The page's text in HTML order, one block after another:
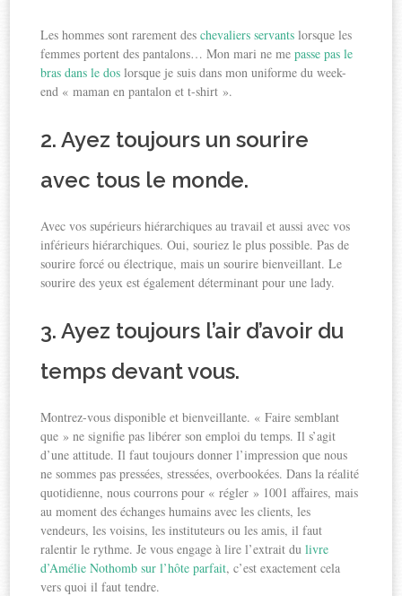
Les hommes sont rarement deschevaliers servants lorsque les
femmes portent des pantalons… Mon mari ne mepasse pas le
bras dans le dos lorsque je suis dans mon uniforme du week-
end « maman en pantalon et t-shirt ».
2. Ayez toujours un sourire
avec tous le monde.
Avec vos supérieurs hiérarchiques au travail et aussi avec vos
inférieurs hiérarchiques. Oui, souriez le plus possible. Pas de
sourire forcé ou électrique, mais un sourire bienveillant. Le
sourire des yeux est également déterminant pour une lady.
3. Ayez toujours l’air d’avoir du
temps devant vous.
Montrez-vous disponible et bienveillante. « Faire semblant
que » ne signifie pas libérer son emploi du temps. Il s’agit
d’une attitude. Il faut toujours donner l’impression que nous
ne sommes pas pressées, stressées, overbookées. Dans la réalité
quotidienne, nous courrons pour « régler » 1001 affaires, mais
au moment des échanges humains avec les clients, les
vendeurs, les voisins, les instituteurs ou les amis, il faut
ralentir le rythme. Je vous engage à lire l’extrait dulivre
d’Amélie Nothomb sur l’hôte parfait, c’est exactement cela
vers quoi il faut tendre.